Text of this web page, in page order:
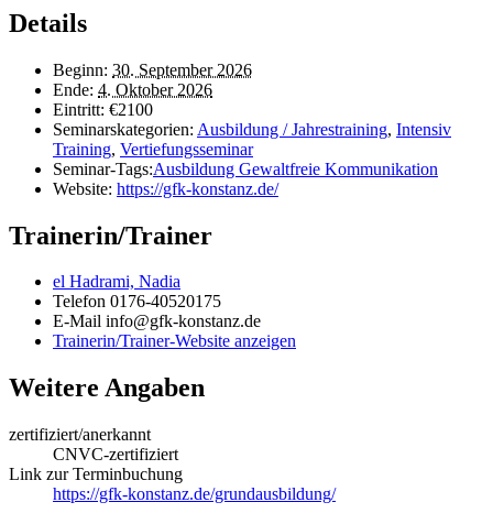
Details
Beginn: 30. September 2026
Ende: 4. Oktober 2026
Eintritt: €2100
Seminarskategorien: Ausbildung / Jahrestraining, Intensiv
Training, Vertiefungsseminar
Seminar-Tags:Ausbildung Gewaltfreie Kommunikation
Website: https://gfk-konstanz.de/
Trainerin/Trainer
el Hadrami, Nadia
Telefon 0176-40520175
E-Mail info@gfk-konstanz.de
Trainerin/Trainer-Website anzeigen
Weitere Angaben
zertifiziert/anerkannt
CNVC-zertifiziert
Link zur Terminbuchung
https://gfk-konstanz.de/grundausbildung/